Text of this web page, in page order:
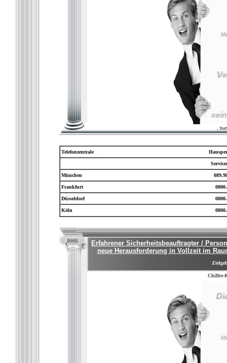
,
Telefonzentrale
München
Frankfurt
Düsseldorf
Köln
Erfahrener Sicherheitsbeauftragter /
neue Herausforderung in Vollzeit im
Chiffre-